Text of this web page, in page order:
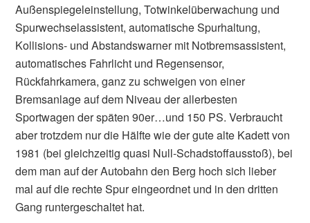
Außenspiegeleinstellung, Totwinkelüberwachung und
Spurwechselassistent, automatische Spurhaltung,
Kollisions- und Abstandswarner mit Notbremsassistent,
automatisches Fahrlicht und Regensensor,
Rückfahrkamera, ganz zu schweigen von einer
Bremsanlage auf dem Niveau der allerbesten
Sportwagen der späten 90er…und 150 PS. Verbraucht
aber trotzdem nur die Hälfte wie der gute alte Kadett von
1981 (bei gleichzeitig quasi Null-Schadstoffausstoß), bei
dem man auf der Autobahn den Berg hoch sich lieber
mal auf die rechte Spur eingeordnet und in den dritten
Gang runtergeschaltet hat.